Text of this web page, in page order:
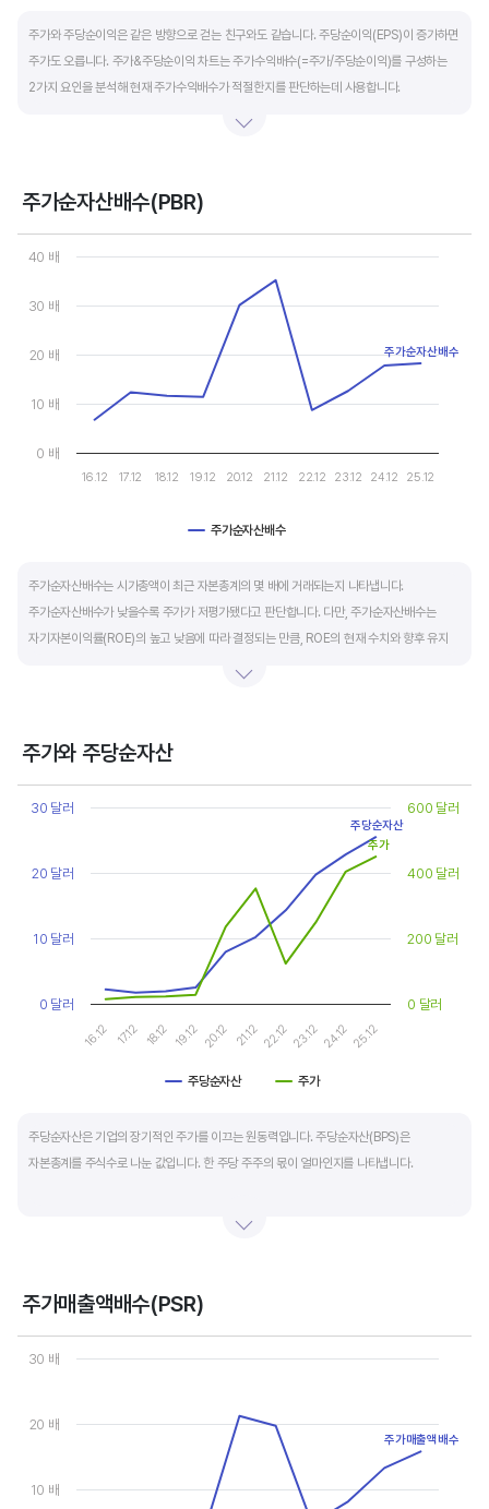
주가와 주당순이익은 같은 방향으로 걷는 친구와도 같습니다. 주당순이익(EPS)이 증가하면
주가도 오릅니다. 주가&주당순이익 차트는 주가수익배수(=주가/주당순이익)를 구성하는
2가지 요인을 분석해 현재 주가수익배수가 적절한지를 판단하는데 사용합니다.
- 매수 검토 : 주당순이익 증가, 주가 상승
- 매도 검토 : 주당순이익 감소, 주가 횡보 또는 하락
주당순이익이 증가해도 시장 전체적인 악재로 주가가 급락하면 좋은 매수 기회가 됩니다.
주가수익배수(PER) 차트와 함께 분석하면 더 유용합니다.
주가순자산배수(PBR)
Chart
Line chart with 10 data points.
The chart has 1 X axis displaying categories.
The chart has 1 Y axis displaying values. Data ranges from
주가순자산배수
16.12 17.12 18.12 19.12 20.12 21.12 22.12 23.12 24.12 25.12
0 배
10 배
20 배
30 배
40 배
주가순자산배수
주가순자산배수는 시가총액이 최근 자본총계의 몇 배에 거래되는지 나타냅니다.
주가순자산배수가 낮을수록 주가가 저평가됐다고 판단합니다. 다만, 주가순자산배수는
자기자본이익률(ROE)의 높고 낮음에 따라 결정되는 만큼, ROE의 현재 수치와 향후 유지
거래되면 주가가 저평가된 것으로 판단합니다. ROE&PBR 차트를 함께 보고 분석하는 것을
기업의 10년 정도의 장기적인 주가순자산배수 추이를 확인하는 것이 좋습니다.
주가순자산배수는 자기자본이익률이 높을때와 낮을때에 따라 다르게 평가받습니다. 현재
ROE와 비슷한 ROE를 기록한 과거년도를 찾고, 그 당시 시장에서 평가 받은
주가순자산배수(PBR)를 확인해 현재 주가의 저평가 여부를 판단하는 것이 좋습니다.
주가와 주당순자산
Chart
Line chart with 2 lines.
The chart has 1 X axis displaying categories.
The chart has 2 Y axes displaying values, and values.
주당순자산 주가
16.12 17.12 18.12 19.12 20.12 21.12 22.12 23.12 24.12 25.12
0 달러
10 달러
20 달러
30 달러
0 달러
200 달러
400 달러
600 달러
주당순자산
주가
주당순자산은 기업의 장기적인 주가를 이끄는 원동력입니다. 주당순자산(BPS)은
자본총계를 주식수로 나눈 값입니다. 한 주당 주주의 몫이 얼마인지를 나타냅니다.
자본총계가 빠른 속도로 증가합니다. 이에따라 주가도 오르게 됩니다.
투자지표는 한국 기업에 비해 상대적으로 높게 나옵니다. 이런 부분을 감안해 미국 기업의
부채비율, 차입금 비중, 주가순자산배수 등을 판단하는 것이 좋습니다.
주가매출액배수(PSR)
Chart
Line chart with 10 data points.
The chart has 1 Y axis displaying values. Data ranges from
10 배
20 배
30 배
주가매출액배수